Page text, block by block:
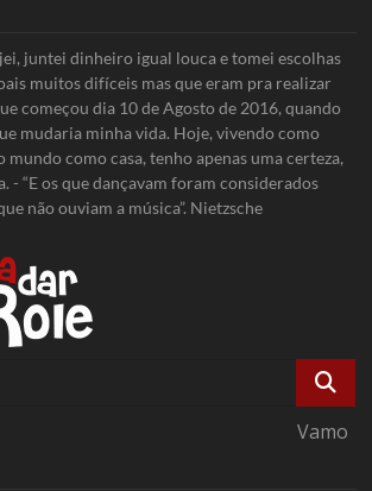
juntei dinheiro igual louca e tomei escolhas
muitos difíceis mas que eram pra realizar
começou dia 10 de Agosto de 2016, quando
mudaria minha vida. Hoje, vivendo como
como casa, tenho apenas uma certeza,
- “E os que dançavam foram considerados
não ouviam a música”. Nietzsche
Posso
ajudar?
Vamo